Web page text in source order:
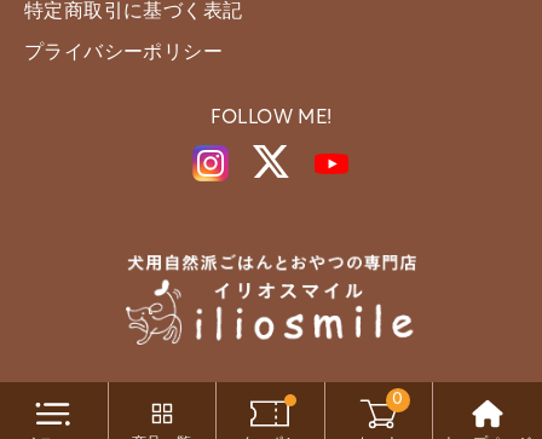
特定商取引に基づく表記
プライバシーポリシー
FOLLOW ME!
0